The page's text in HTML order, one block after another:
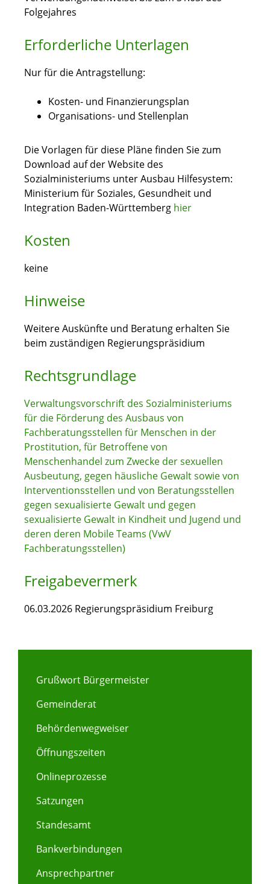
Folgejahres
Erforderliche Unterlagen
Nur für die Antragstellung:
Kosten- und Finanzierungsplan
Organisations- und Stellenplan
Die Vorlagen für diese Pläne finden Sie zum
Download auf der Website des
Sozialministeriums unter Ausbau Hilfesystem:
Ministerium für Soziales, Gesundheit und
Integration Baden-Württemberg hier
Kosten
keine
Hinweise
Weitere Auskünfte und Beratung erhalten Sie
beim zuständigen Regierungspräsidium
Rechtsgrundlage
Verwaltungsvorschrift des Sozialministeriums
für die Förderung des Ausbaus von
Fachberatungsstellen für Menschen in der
Prostitution, für Betroffene von
Menschenhandel zum Zwecke der sexuellen
Ausbeutung, gegen häusliche Gewalt sowie von
Interventionsstellen und von Beratungsstellen
gegen sexualisierte Gewalt und gegen
sexualisierte Gewalt in Kindheit und Jugend und
deren deren Mobile Teams (VwV
Fachberatungsstellen)
Freigabevermerk
06.03.2026 Regierungspräsidium Freiburg
Grußwort Bürgermeister
Gemeinderat
Behördenwegweiser
Öffnungszeiten
Onlineprozesse
Satzungen
Standesamt
Bankverbindungen
Ansprechpartner